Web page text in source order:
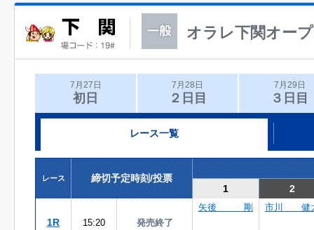
オラレ下関オー
7月27日
初日
7月28日
２日目
7月29日
３日目
レース一覧
レース
締切予定時刻/投票
1
2
1R 15:20 発売終了
矢後 剛 市川 健